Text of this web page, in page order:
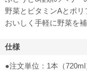
野菜とビタミンAとポ
おいしく手軽に野菜を
仕様
●注文単位：1本（720ml